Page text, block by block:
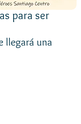
para ser
llegará una